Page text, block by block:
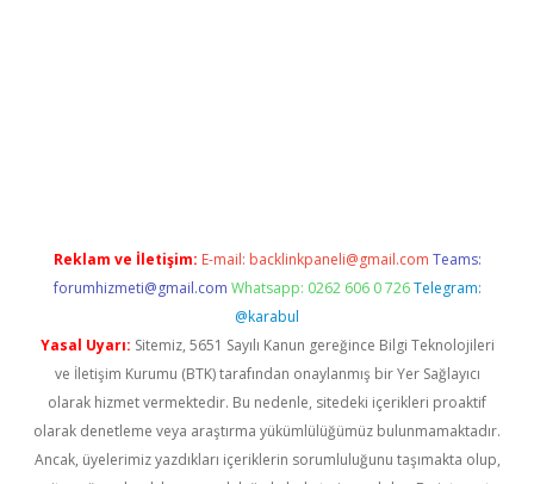
Reklam ve İletişim: E-mail: backlinkpaneli@gmail.com Teams:
forumhizmeti@gmail.com Whatsapp: 0262 606 0 726 Telegram:
@karabul
Yasal Uyarı: Sitemiz, 5651 Sayılı Kanun gereğince Bilgi Teknolojileri
ve İletişim Kurumu (BTK) tarafından onaylanmış bir Yer Sağlayıcı
olarak hizmet vermektedir. Bu nedenle, sitedeki içerikleri proaktif
olarak denetleme veya araştırma yükümlülüğümüz bulunmamaktadır.
Ancak, üyelerimiz yazdıkları içeriklerin sorumluluğunu taşımakta olup,